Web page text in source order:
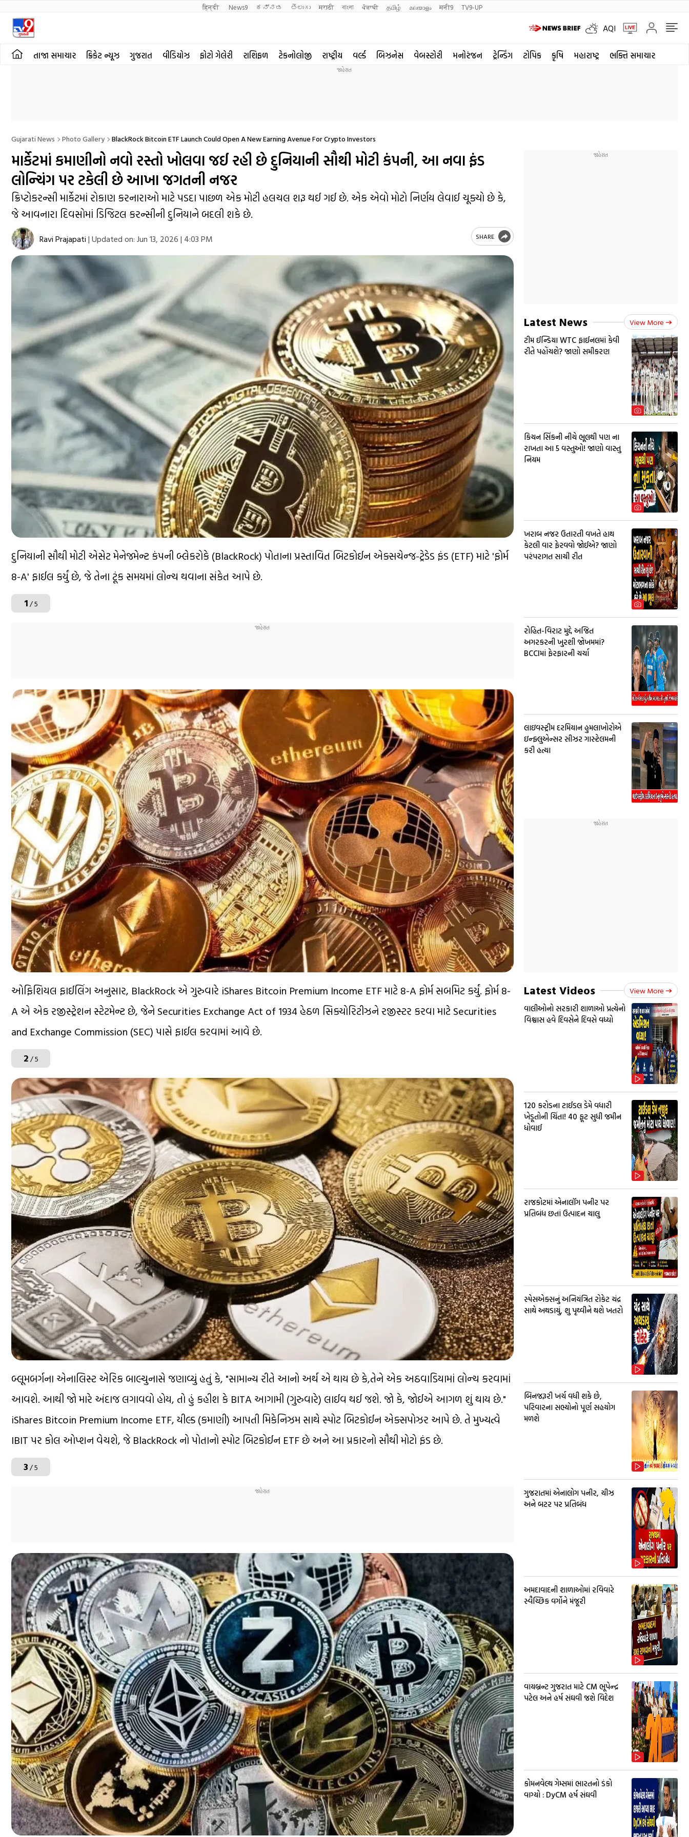
हिन्दी News9 ಕನ್ನಡ తెలుగు मराठी বাংলা ਪੰਜਾਬੀ தமிழ் മലയാളം मनी9 TV9-UP
AQI
તાજા સમાચાર ક્રિકેટ ન્યૂઝ ગુજરાત વીડિયોઝ ફોટો ગેલેરી રાશિફળ ટેકનોલોજી રાષ્ટ્રીય વર્લ્ડ બિઝનેસ વેબસ્ટોરી મનોરંજન ટ્રેન્ડિંગ ટોપિક કૃષિ મહારાષ્ટ્ર ભક્તિ સમાચાર
Gujarati News Photo Gallery BlackRock Bitcoin ETF Launch Could Open A New Earning Avenue For Crypto Investors
માર્કેટમાં કમાણીનો નવો રસ્તો ખોલવા જઈ રહી છે દુનિયાની સૌથી મોટી કંપની, આ નવા ફંડ
લોન્ચિંગ પર ટકેલી છે આખા જગતની નજર
ક્રિપ્ટોકરન્સી માર્કેટમાં રોકાણ કરનારાઓ માટે પડદા પાછળ એક મોટી હલચલ શરૂ થઈ ગઈ છે. એક એવો મોટો નિર્ણય લેવાઈ ચૂક્યો છે કે,
જે આવનારા દિવસોમાં ડિજિટલ કરન્સીની દુનિયાને બદલી શકે છે.
Ravi Prajapati | Updated on: Jun 13, 2026 | 4:03 PM SHARE
દુનિયાની સૌથી મોટી એસેટ મેનેજમેન્ટ કંપની બ્લેકરોકે (BlackRock) પોતાના પ્રસ્તાવિત બિટકોઈન એક્સચેન્જ-ટ્રેડેડ ફંડ (ETF) માટે 'ફોર્મ
8-A' ફાઈલ કર્યું છે, જે તેના ટૂંક સમયમાં લોન્ચ થવાના સંકેત આપે છે.
1/ 5
ઓફિશિયલ ફાઈલિંગ અનુસાર, BlackRock એ ગુરુવારે iShares Bitcoin Premium Income ETF માટે 8-A ફોર્મ સબમિટ કર્યું. ફોર્મ 8-
A એ એક રજીસ્ટ્રેશન સ્ટેટમેન્ટ છે, જેને Securities Exchange Act of 1934 હેઠળ સિક્યોરિટીઝને રજીસ્ટર કરવા માટે Securities
and Exchange Commission (SEC) પાસે ફાઈલ કરવામાં આવે છે.
2/ 5
બ્લૂમબર્ગના એનાલિસ્ટ એરિક બાલ્ચુનાસે જણાવ્યું હતું કે, "સામાન્ય રીતે આનો અર્થ એ થાય છે કે,તેને એક અઠવાડિયામાં લોન્ચ કરવામાં
આવશે. આથી જો મારે અંદાજ લગાવવો હોય, તો હું કહીશ કે BITA આગામી (ગુરુવારે) લાઈવ થઈ જશે. જો કે, જોઈએ આગળ શું થાય છે."
iShares Bitcoin Premium Income ETF, યીલ્ડ (કમાણી) આપતી મિકેનિઝમ સાથે સ્પોટ બિટકોઈન એક્સપોઝર આપે છે. તે મુખ્યત્વે
IBIT પર કોલ ઓપ્શન વેચશે, જે BlackRock નો પોતાનો સ્પોટ બિટકોઈન ETF છે અને આ પ્રકારનો સૌથી મોટો ફંડ છે.
3/ 5
Latest News View More
ટીમ ઈન્ડિયા WTC ફાઈનલમાં કેવી
રીતે પહોંચશે? જાણો સમીકરણ
કિચન સિંકની નીચે ભૂલથી પણ ના
રાખતા આ 5 વસ્તુઓ! જાણો વાસ્તુ
નિયમ
ખરાબ નજર ઉતારતી વખતે હાથ
કેટલી વાર ફેરવવો જોઈએ? જાણો
પરંપરાગત સાચી રીત
રોહિત-વિરાટ મુદ્દે અજિત
અગરકરની ખુરશી જોખમમાં?
BCCIમાં ફેરફારની ચર્ચા
લાઇવસ્ટ્રીમ દરમિયાન હુમલાખોરોએ
ઇન્ફ્લુએન્સર સીઝર ગાસ્ટેલમની
કરી હત્યા
Latest Videos View More
વાલીઓનો સરકારી શાળાઓ પ્રત્યેનો
વિશ્વાસ હવે દિવસેને દિવસે વધ્યો
₹120 કરોડના ટાઈડલ ડેમે વધારી
ખેડૂતોની ચિંતા! 40 ફૂટ સુધી જમીન
ધોવાઈ
રાજકોટમાં એનાલૉગ પનીર પર
પ્રતિબંધ છતાં ઉત્પાદન ચાલુ
સ્પેસએક્સનું અનિયંત્રિત રોકેટ ચંદ્ર
સાથે અથડાયું, શુ પૃથ્વીને થશે ખતરો
બિનજરૂરી ખર્ચ વધી શકે છે,
પરિવારના સભ્યોનો પૂર્ણ સહયોગ
મળશે
ગુજરાતમાં એનાલોગ પનીર, ચીઝ
અને બટર પર પ્રતિબંધ
અમદાવાદની શાળાઓમાં રવિવારે
સ્વૈચ્છિક વર્ગોને મંજૂરી
વાયબ્રન્ટ ગુજરાત માટે CM ભૂપેન્દ્ર
પટેલ અને હર્ષ સંઘવી જશે વિદેશ
કોમનવેલ્થ ગેમ્સમાં ભારતનો ડંકો
વાગ્યો : DyCM હર્ષ સંઘવી